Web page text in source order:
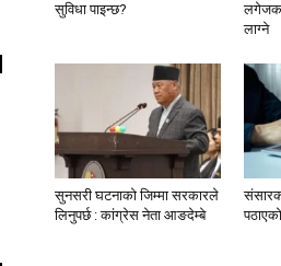
सुविधा पाइन्छ?
लाग्ने
सुनसरी घटनाको जिम्मा सरकारले
लिनुपर्छ : कांग्रेस नेता आङदेम्बे